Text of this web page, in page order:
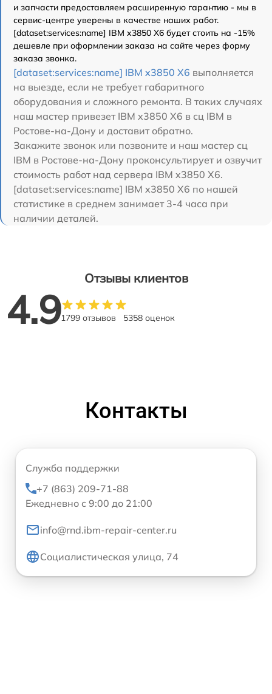
и запчасти предоставляем расширенную гарантию - мы в
сервис-центре уверены в качестве наших работ.
[dataset:services:name] IBM x3850 X6 будет стоить на -15%
дешевле при оформлении заказа на сайте через форму
заказа звонка.
[dataset:services:name] IBM x3850 X6 выполняется
на выезде, если не требует габаритного
оборудования и сложного ремонта. В таких случаях
наш мастер привезет IBM x3850 X6 в сц IBM в
Ростове-на-Дону и доставит обратно.
Закажите звонок или позвоните и наш мастер сц
IBM в Ростове-на-Дону проконсультирует и озвучит
стоимость работ над сервера IBM x3850 X6.
[dataset:services:name] IBM x3850 X6 по нашей
статистике в среднем занимает 3-4 часа при
наличии деталей.
Отзывы клиентов
4.91799 отзывов 5358 оценок
Контакты
Служба поддержки
+7 (863) 209-71-88
Ежедневно с 9:00 до 21:00
info@rnd.ibm-repair-center.ru
Социалистическая улица, 74